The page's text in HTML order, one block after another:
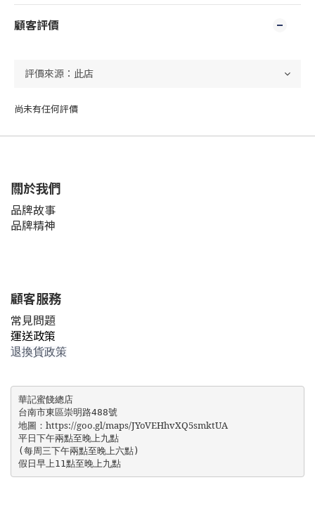
顧客評價
尚未有任何評價
關於我們
品牌故事
品牌精神
顧客服務
常見問題
運送政策
退換貨政策
華記蜜餞總店
台南市東區崇明路488號
地圖： https://goo.gl/maps/JYoVEHhvXQ5smktUA
平日下午兩點至晚上九點
(每周三下午兩點至晚上六點)
假日早上11點至晚上九點